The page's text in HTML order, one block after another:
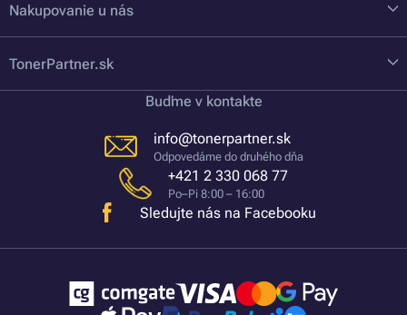
Nakupovanie u nás
TonerPartner.sk
Buďme v kontakte
info@tonerpartner.sk
Odpovedáme do druhého dňa
+421 2 330 068 77
Po–Pi 8:00 – 16:00
Sledujte nás na Facebooku